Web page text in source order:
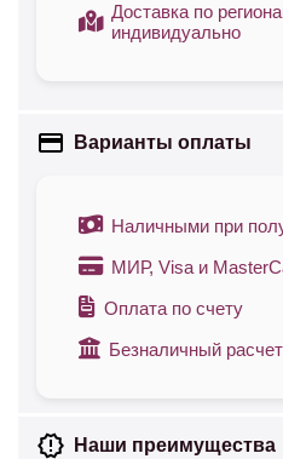
Доставка по
индивидуально
Варианты оплаты
Наличными при
МИР, Visa и
Оплата по счету
Безналичный расчет
Наши преимущества